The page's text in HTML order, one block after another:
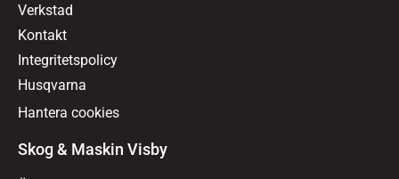
Verkstad
Kontakt
Integritetspolicy
Husqvarna
Hantera cookies
Skog & Maskin Visby